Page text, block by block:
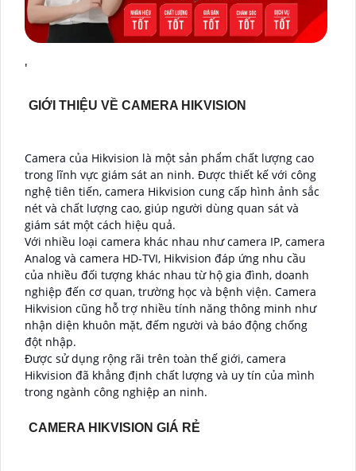
'
GIỚI THIỆU VỀ CAMERA HIKVISION
Camera của Hikvision là một sản phẩm chất lượng cao
trong lĩnh vực giám sát an ninh. Được thiết kế với công
nghệ tiên tiến, camera Hikvision cung cấp hình ảnh sắc
nét và chất lượng cao, giúp người dùng quan sát và
giám sát một cách hiệu quả.
Với nhiều loại camera khác nhau như camera IP, camera
Analog và camera HD-TVI, Hikvision đáp ứng nhu cầu
của nhiều đối tượng khác nhau từ hộ gia đình, doanh
nghiệp đến cơ quan, trường học và bệnh viện. Camera
Hikvision cũng hỗ trợ nhiều tính năng thông minh như
nhận diện khuôn mặt, đếm người và báo động chống
đột nhập.
Được sử dụng rộng rãi trên toàn thế giới, camera
Hikvision đã khẳng định chất lượng và uy tín của mình
trong ngành công nghiệp an ninh.
CAMERA HIKVISION GIÁ RẺ